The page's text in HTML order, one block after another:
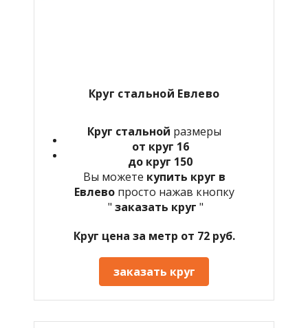
Круг стальной Евлево
Круг стальной размеры
от круг 16
до круг 150
Вы можете купить круг в
Евлево просто нажав кнопку
" заказать круг "
Круг цена за метр от 72 руб.
заказать круг